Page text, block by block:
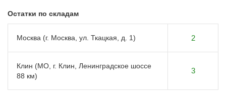
Остатки по складам
Москва (г. Москва, ул. Ткацкая, д. 1) 2
Клин (МО, г. Клин, Ленинградское шоссе
88 км)
3